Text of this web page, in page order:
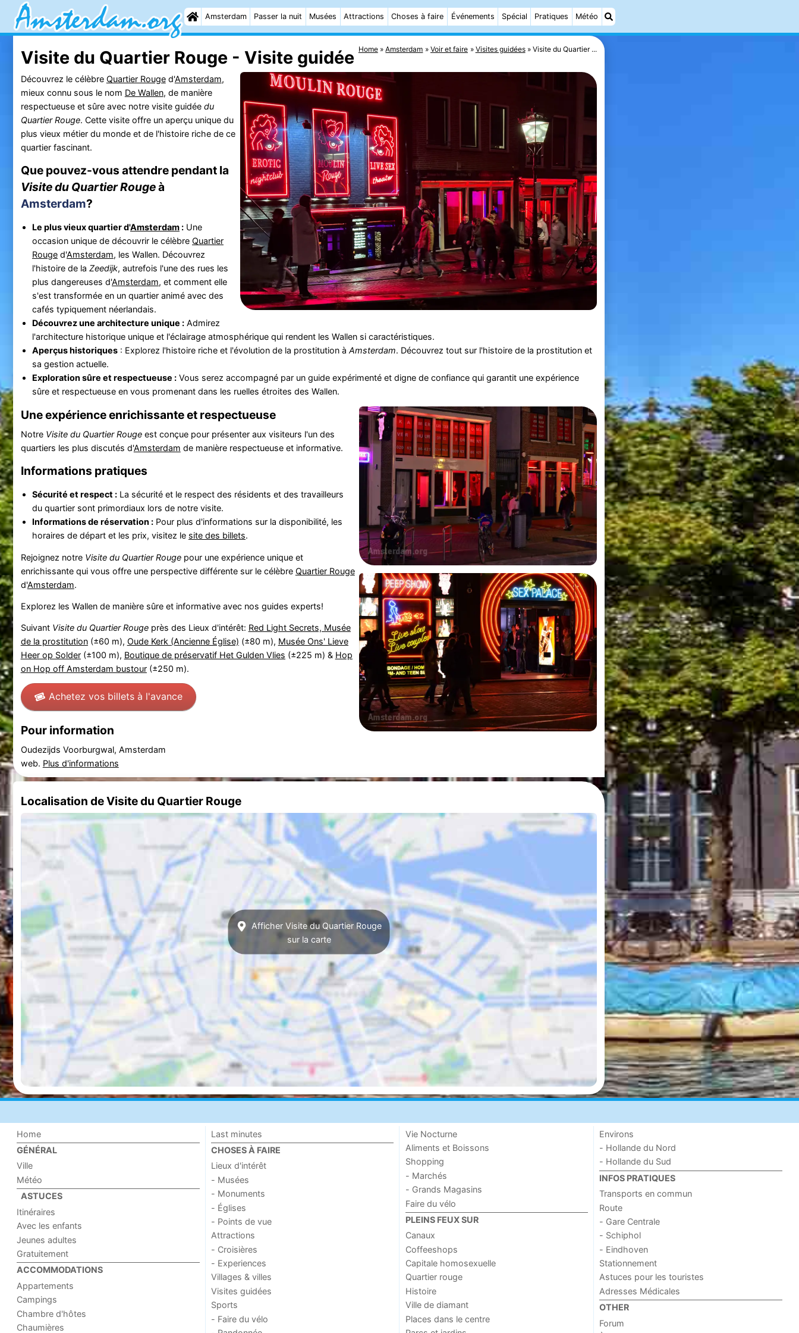
Amsterdam Passer la nuit Musées Attractions Choses à faire Événements Spécial Pratiques Météo
Home Amsterdam Voir et faire Visites guidées Visite du Quartier ...
Visite du Quartier Rouge - Visite guidée
Découvrez le célèbre Quartier Rouged'Amsterdam,
mieux connu sous le nom De Wallen, de manière
respectueuse et sûre avec notre visite guidée du
Quartier Rouge. Cette visite offre un aperçu unique du
plus vieux métier du monde et de l'histoire riche de ce
quartier fascinant.
Que pouvez-vous attendre pendant la
Visite du Quartier Rougeà
Amsterdam?
Le plus vieux quartier d'Amsterdam:Une
occasion unique de découvrir le célèbre Quartier
Rouged'Amsterdam, les Wallen. Découvrez
l'histoire de la Zeedijk, autrefois l'une des rues les
plus dangereuses d'Amsterdam, et comment elle
s'est transformée en un quartier animé avec des
cafés typiquement néerlandais.
Découvrez une architecture unique :Admirez
l'architecture historique unique et l'éclairage atmosphérique qui rendent les Wallen si caractéristiques.
Aperçus historiques: Explorez l'histoire riche et l'évolution de la prostitution à Amsterdam. Découvrez tout sur l'histoire de la prostitution et
sa gestion actuelle.
Exploration sûre et respectueuse :Vous serez accompagné par un guide expérimenté et digne de confiance qui garantit une expérience
sûre et respectueuse en vous promenant dans les ruelles étroites des Wallen.
Une expérience enrichissante et respectueuse
Notre Visite du Quartier Rougeest conçue pour présenter aux visiteurs l'un des
quartiers les plus discutés d'Amsterdam de manière respectueuse et informative.
Informations pratiques
Sécurité et respect :La sécurité et le respect des résidents et des travailleurs
du quartier sont primordiaux lors de notre visite.
Informations de réservation :Pour plus d'informations sur la disponibilité, les
horaires de départ et les prix, visitez le site des billets.
Rejoignez notre Visite du Quartier Rougepour une expérience unique et
enrichissante qui vous offre une perspective différente sur le célèbre Quartier Rouge
d'Amsterdam.
Explorez les Wallen de manière sûre et informative avec nos guides experts!
Suivant Visite du Quartier Rougeprès des Lieux d'intérêt: Red Light Secrets, Musée
de la prostitution(±60 m), Oude Kerk (Ancienne Église) (±80 m), Musée Ons' Lieve
Heer op Solder(±100 m), Boutique de préservatif Het Gulden Vlies (±225 m) & Hop
on Hop off Amsterdam bustour(±250 m).
Achetez vos billets à l'avance
Pour information
Oudezijds Voorburgwal, Amsterdam
web. Plus d'informations
Localisation de Visite du Quartier Rouge
Afficher Visite du Quartier Rouge
sur la carte
Home
GÉNÉRAL
Ville
Météo
ASTUCES
Itinéraires
Avec les enfants
Jeunes adultes
Gratuitement
ACCOMMODATIONS
Appartements
Campings
Chambre d'hôtes
Chaumières
Last minutes
CHOSES À FAIRE
Lieux d'intérêt
- Musées
- Monuments
- Églises
- Points de vue
Attractions
- Croisières
- Experiences
Villages & villes
Visites guidées
Sports
- Faire du vélo
Vie Nocturne
Aliments et Boissons
Shopping
- Marchés
- Grands Magasins
Faire du vélo
PLEINS FEUX SUR
Canaux
Coffeeshops
Capitale homosexuelle
Quartier rouge
Histoire
Ville de diamant
Places dans le centre
Environs
- Hollande du Nord
- Hollande du Sud
INFOS PRATIQUES
Transports en commun
Route
- Gare Centrale
- Schiphol
- Eindhoven
Stationnement
Astuces pour les touristes
Adresses Médicales
OTHER
Forum